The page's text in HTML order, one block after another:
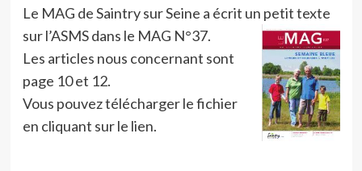
Le MAG de Saintry sur Seine a écrit un petit texte
sur l’ASMS dans le MAG N°37.
Les articles nous concernant sont
page 10 et 12.
Vous pouvez télécharger le fichier
en cliquant sur le lien.